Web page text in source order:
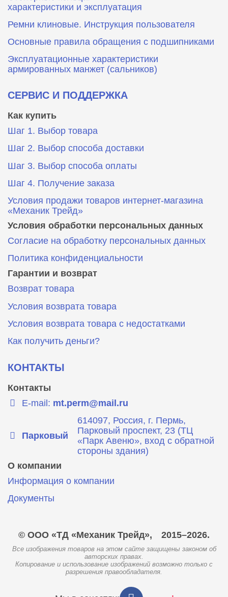
характеристики и эксплуатация
Ремни клиновые. Инструкция пользователя
Основные правила обращения с подшипниками
Эксплуатационные характеристики
армированных манжет (сальников)
СЕРВИС И ПОДДЕРЖКА
Как купить
Шаг 1. Выбор товара
Шаг 2. Выбор способа доставки
Шаг 3. Выбор способа оплаты
Шаг 4. Получение заказа
Условия продажи товаров интернет-магазина
«Механик Трейд»
Условия обработки персональных данных
Согласие на обработку персональных данных
Политика конфиденциальности
Гарантии и возврат
Возврат товара
Условия возврата товара
Условия возврата товара с недостатками
Как получить деньги?
КОНТАКТЫ
Контакты
E-mail: mt.perm@mail.ru
Парковый
614097, Россия, г. Пермь,
Парковый проспект, 23 (ТЦ
«Парк Авеню», вход с обратной
стороны здания)
О компании
Информация о компании
Документы
© ООО «ТД «Механик Трейд», 2015–2026.
Все изображения товаров на этом сайте защищены законом об
авторских правах.
Копирование и использование изображений возможно только с
разрешения правообладателя.